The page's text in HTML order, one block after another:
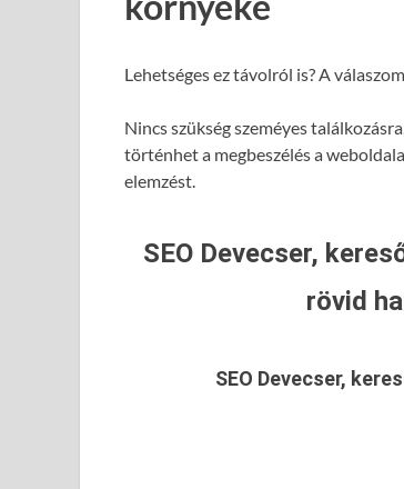
Lehetséges ez távolról is? A
Nincs szükség szeméyes
történhet a megbeszélés a
elemzést.
SEO Devecser,
rövid
SEO Devecser,